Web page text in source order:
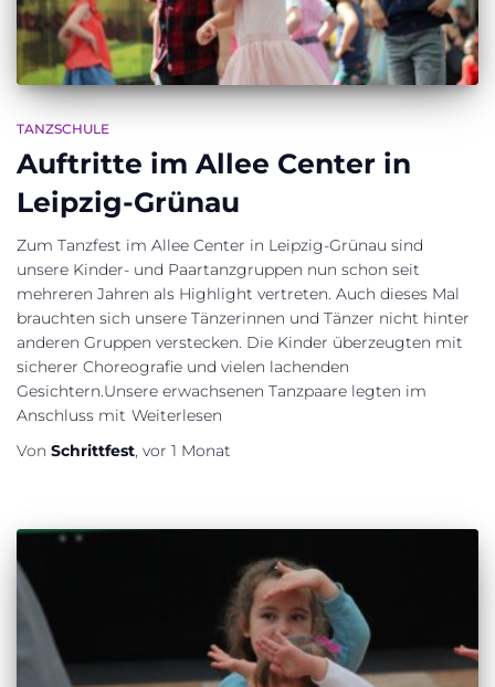
TANZSCHULE
Auftritte im Allee Center in
Leipzig-Grünau
Zum Tanzfest im Allee Center in Leipzig-Grünau sind
unsere Kinder- und Paartanzgruppen nun schon seit
mehreren Jahren als Highlight vertreten. Auch dieses Mal
brauchten sich unsere Tänzerinnen und Tänzer nicht hinter
anderen Gruppen verstecken. Die Kinder überzeugten mit
sicherer Choreografie und vielen lachenden
Gesichtern.Unsere erwachsenen Tanzpaare legten im
Anschluss mit Weiterlesen
Von Schrittfest, vor 1 Monat